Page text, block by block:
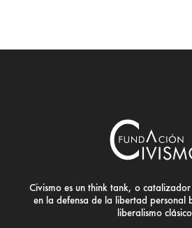
Civismo es un think tank, o
en la defensa de la libertad personal
liberalismo